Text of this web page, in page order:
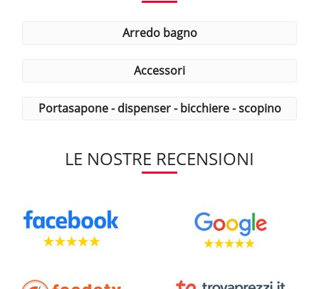
arredo bagno
accessori
portasapone - dispenser - bicchiere - scopino
LE NOSTRE RECENSIONI